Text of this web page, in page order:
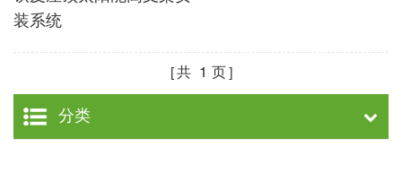
装系统
共 1 页
分类